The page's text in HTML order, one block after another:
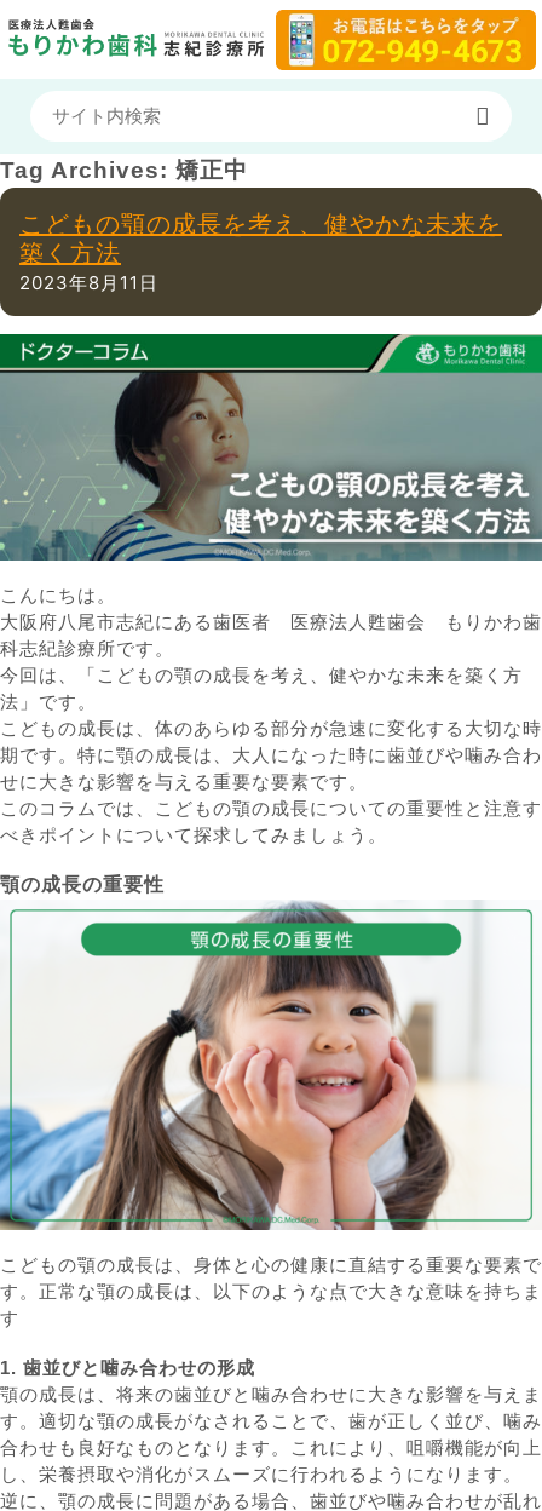
Tag Archives: 矯正中
こどもの顎の成長を考え、健やかな未来を
築く方法
2023年8月11日
こんにちは。
大阪府八尾市志紀にある歯医者 医療法人甦歯会 もりかわ歯
科志紀診療所です。
今回は、「こどもの顎の成長を考え、健やかな未来を築く方
法」です。
こどもの成長は、体のあらゆる部分が急速に変化する大切な時
期です。特に顎の成長は、大人になった時に歯並びや噛み合わ
せに大きな影響を与える重要な要素です。
このコラムでは、こどもの顎の成長についての重要性と注意す
べきポイントについて探求してみましょう。
顎の成長の重要性
こどもの顎の成長は、身体と心の健康に直結する重要な要素で
す。正常な顎の成長は、以下のような点で大きな意味を持ちま
す
1. 歯並びと噛み合わせの形成
顎の成長は、将来の歯並びと噛み合わせに大きな影響を与えま
す。適切な顎の成長がなされることで、歯が正しく並び、噛み
合わせも良好なものとなります。これにより、咀嚼機能が向上
し、栄養摂取や消化がスムーズに行われるようになります。
逆に、顎の成長に問題がある場合、歯並びや噛み合わせが乱れ